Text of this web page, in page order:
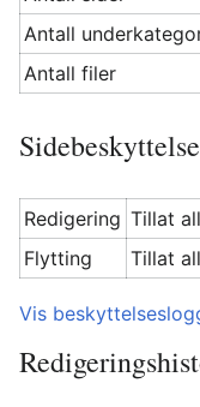
Antall
Antall filer
Sidebeskyttelse
Redigering Tillat
Flytting
Tillat
Vis